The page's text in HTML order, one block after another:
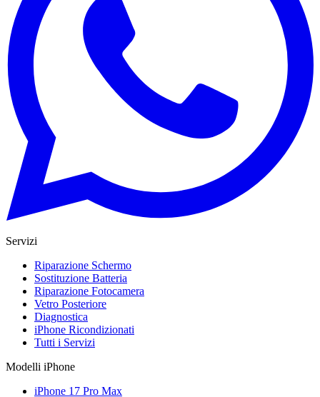
Servizi
Riparazione Schermo
Sostituzione Batteria
Riparazione Fotocamera
Vetro Posteriore
Diagnostica
iPhone Ricondizionati
Tutti i Servizi
Modelli iPhone
iPhone 17 Pro Max